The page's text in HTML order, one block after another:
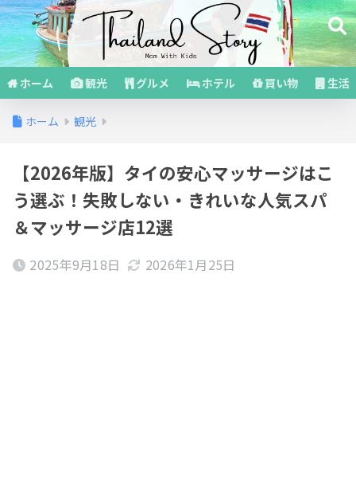
ホーム 観光 グルメ ホテル 買い物 生活
ホーム 観光
【2026年版】タイの安心マッサージはこ
う選ぶ！失敗しない・きれいな人気スパ
＆マッサージ店12選
2025年9月18日 2026年1月25日